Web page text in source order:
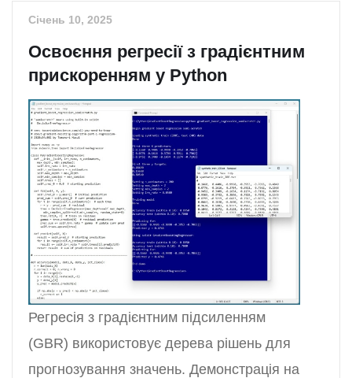
Січень 10, 2025
Освоєння регресії з градієнтним
прискоренням у Python
Регресія з градієнтним підсиленням
(GBR) використовує дерева рішень для
прогнозування значень. Демонстрація на